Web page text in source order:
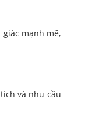
mạnh mẽ,
và nhu cầu